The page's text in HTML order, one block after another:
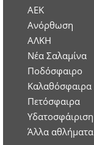
ΑΕΚ
Ανόρθωση
ΑΛΚΗ
Νέα Σαλαμίνα
Ποδόσφαιρο
Καλαθόσφαιρα
Πετόσφαιρα
Υδατοσφάιριση
Άλλα αθλήματα